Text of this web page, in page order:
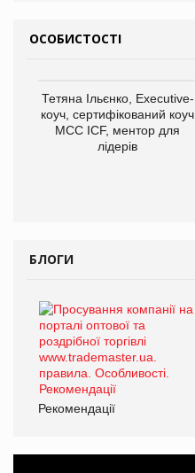
ОСОБИСТОСТІ
Тетяна Ільєнко, Executive-
коуч, сертифікований коуч
МСС ICF, ментор для
лідерів
БЛОГИ
Рекомендації